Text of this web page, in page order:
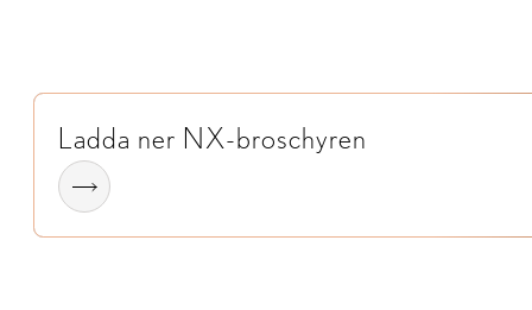
Ladda ner NX-broschyren